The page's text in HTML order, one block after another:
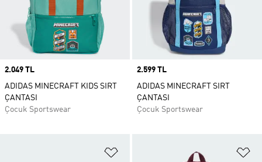
Price
2.049 TL
ADIDAS MINECRAFT KIDS SIRT
ÇANTASI
Çocuk Sportswear
Price
2.599 TL
ADIDAS MINECRAFT SIRT
ÇANTASI
Çocuk Sportswear
Favori Listesine Ekle